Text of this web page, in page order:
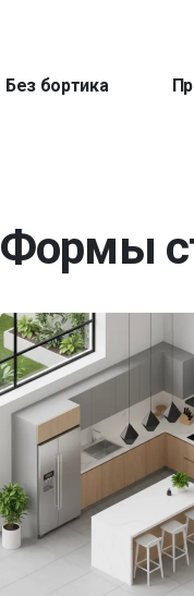
Без бортика
Формы